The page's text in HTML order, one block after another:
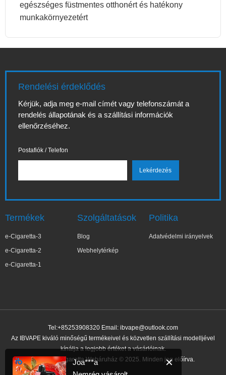
egészséges füstmentes otthonért és hatékony
munkakörnyezetért
Rendelési érdeklődés
Kérjük, adja meg e-mail címét vagy telefonszámát a
rendelés állapotának és a szállítási információk
ellenőrzéséhez.
Postafiók / Telefon
Termékek
e-Cigaretta-3
e-Cigaretta-2
e-Cigaretta-1
Szolgáltatások
Blog
Webhelytérkép
Politika
Adatvédelmi irányelvek
Tel:+85253908320 Email: ibvape@outlook.com
Az IBVAPE kiváló minőségű termékeivel és közvetlen szállítási modelljével
kínálja a legjobb értéket a vásárlóinak.
IBVAPE E-cigaretta Webáruház © 2025. Minden jog előírva.
✕
Joa***a